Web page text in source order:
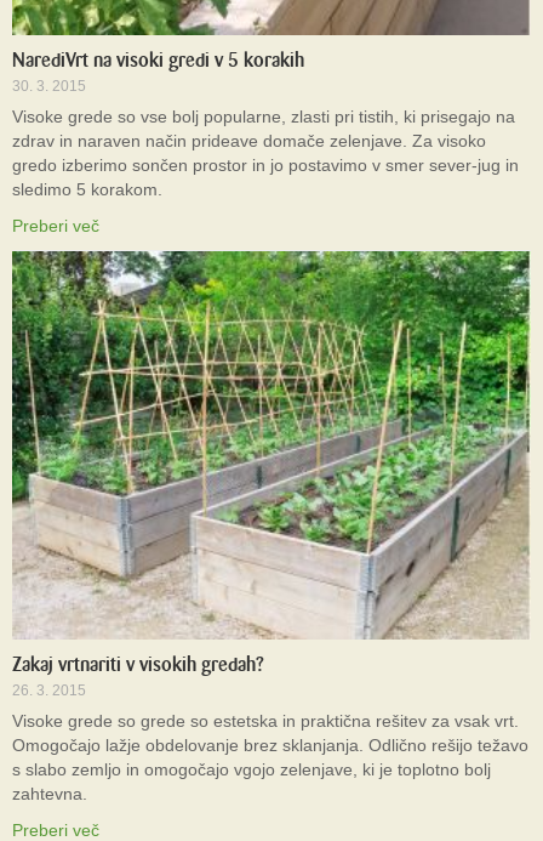
NarediVrt na visoki gredi v 5 korakih
30. 3. 2015
Visoke grede so vse bolj popularne, zlasti pri tistih, ki prisegajo na
zdrav in naraven način prideave domače zelenjave. Za visoko
gredo izberimo sončen prostor in jo postavimo v smer sever-jug in
sledimo 5 korakom.
Preberi več
Zakaj vrtnariti v visokih gredah?
26. 3. 2015
Visoke grede so grede so estetska in praktična rešitev za vsak vrt.
Omogočajo lažje obdelovanje brez sklanjanja. Odlično rešijo težavo
s slabo zemljo in omogočajo vgojo zelenjave, ki je toplotno bolj
zahtevna.
Preberi več